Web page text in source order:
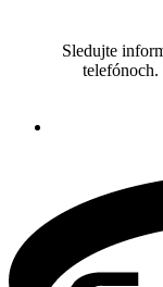
Sledujte